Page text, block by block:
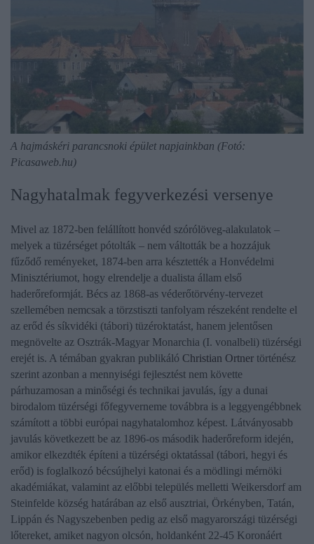
A hajmáskéri parancsnoki épület napjainkban (Fotó:
Picasaweb.hu)
Nagyhatalmak fegyverkezési versenye
Mivel az 1872-ben felállított honvéd szórólöveg-alakulatok –
melyek a tüzérséget pótolták – nem váltották be a hozzájuk
fűződő reményeket, 1874-ben arra késztették a Honvédelmi
Minisztériumot, hogy elrendelje a dualista állam első
haderőreformját. Bécs az 1868-as véderőtörvény-tervezet
szellemében nemcsak a törzstiszti tanfolyam részeként rendelte el
az erőd és síkvidéki (tábori) tüzéroktatást, hanem jelentősen
megnövelte az Osztrák-Magyar Monarchia (I. vonalbeli) tüzérségi
erejét is. A témában gyakran publikáló Christian Ortner történész
szerint azonban a mennyiségi fejlesztést nem követte
párhuzamosan a minőségi és technikai javulás, így a dunai
birodalom tüzérségi főfegyverneme továbbra is a leggyengébbnek
számított a többi európai nagyhatalomhoz képest. Látványosabb
javulás következett be az 1896-os második haderőreform idején,
amikor elkezdték építeni a tüzérségi oktatással (tábori, hegyi és
erőd) is foglalkozó bécsújhelyi katonai és a mödlingi mérnöki
akadémiákat, valamint az előbbi település melletti Weikersdorf am
Steinfelde község határában az első ausztriai, Örkényben, Tatán,
Lippán és Nagyszebenben pedig az első magyarországi tüzérségi
lőtereket, amiket nagyon olcsón, holdanként 22-45 Koronáért